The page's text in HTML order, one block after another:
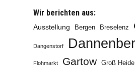
Wir berichten aus:
Ausstellung Bergen Breselenz
Dangenstorf
Flohmarkt Gartow Groß Heide